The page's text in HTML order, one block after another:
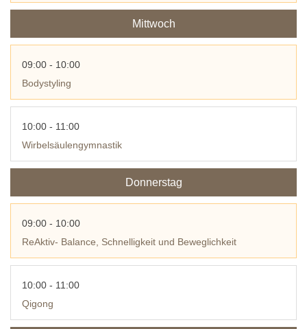
Mittwoch
09:00 - 10:00
Bodystyling
10:00 - 11:00
Wirbelsäulengymnastik
Donnerstag
09:00 - 10:00
ReAktiv- Balance, Schnelligkeit und Beweglichkeit
10:00 - 11:00
Qigong